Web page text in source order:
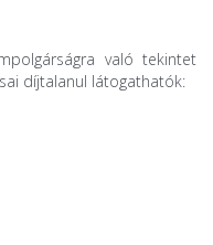
való tekintet
díjtalanul látogathatók: